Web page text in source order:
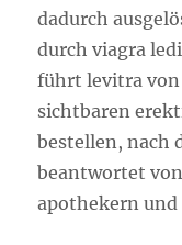
dadurch
durch viagra
führt levitra von
sichtbaren
bestellen, nach
beantwortet
apothekern und